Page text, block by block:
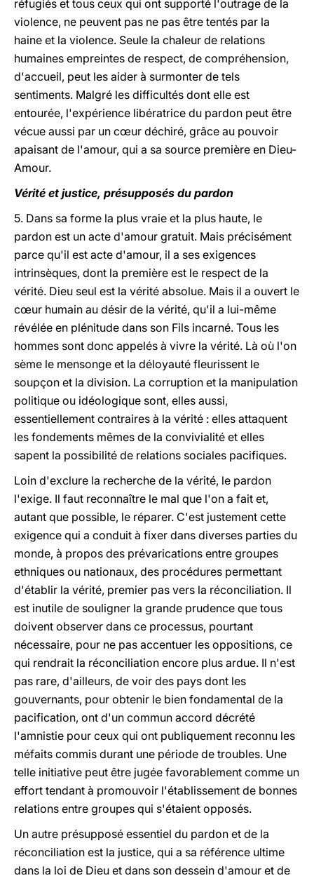
réfugiés et tous ceux qui ont supporté l'outrage de la
violence, ne peuvent pas ne pas être tentés par la
haine et la violence. Seule la chaleur de relations
humaines empreintes de respect, de compréhension,
d'accueil, peut les aider à surmonter de tels
sentiments. Malgré les difficultés dont elle est
entourée, l'expérience libératrice du pardon peut être
vécue aussi par un cœur déchiré, grâce au pouvoir
apaisant de l'amour, qui a sa source première en Dieu-
Amour.
Vérité et justice, présupposés du pardon
5. Dans sa forme la plus vraie et la plus haute, le
pardon est un acte d'amour gratuit. Mais précisément
parce qu'il est acte d'amour, il a ses exigences
intrinsèques, dont la première est le respect de la
vérité. Dieu seul est la vérité absolue. Mais il a ouvert le
cœur humain au désir de la vérité, qu'il a lui-même
révélée en plénitude dans son Fils incarné. Tous les
hommes sont donc appelés à vivre la vérité. Là où l'on
sème le mensonge et la déloyauté fleurissent le
soupçon et la division. La corruption et la manipulation
politique ou idéologique sont, elles aussi,
essentiellement contraires à la vérité : elles attaquent
les fondements mêmes de la convivialité et elles
sapent la possibilité de relations sociales pacifiques.
Loin d'exclure la recherche de la vérité, le pardon
l'exige. Il faut reconnaître le mal que l'on a fait et,
autant que possible, le réparer. C'est justement cette
exigence qui a conduit à fixer dans diverses parties du
monde, à propos des prévarications entre groupes
ethniques ou nationaux, des procédures permettant
d'établir la vérité, premier pas vers la réconciliation. Il
est inutile de souligner la grande prudence que tous
doivent observer dans ce processus, pourtant
nécessaire, pour ne pas accentuer les oppositions, ce
qui rendrait la réconciliation encore plus ardue. Il n'est
pas rare, d'ailleurs, de voir des pays dont les
gouvernants, pour obtenir le bien fondamental de la
pacification, ont d'un commun accord décrété
l'amnistie pour ceux qui ont publiquement reconnu les
méfaits commis durant une période de troubles. Une
telle initiative peut être jugée favorablement comme un
effort tendant à promouvoir l'établissement de bonnes
relations entre groupes qui s'étaient opposés.
Un autre présupposé essentiel du pardon et de la
réconciliation est la justice, qui a sa référence ultime
dans la loi de Dieu et dans son dessein d'amour et de